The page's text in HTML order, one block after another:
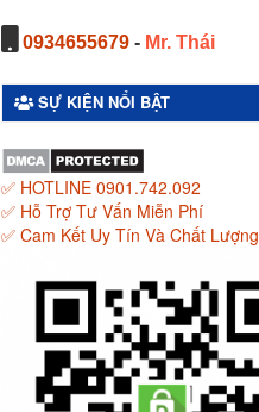
0934655679 - Mr. Thái
SỰ KIỆN NỔI BẬT
✅ HOTLINE 0901.742.092
✅ Hỗ Trợ Tư Vấn Miễn Phí
✅ Cam Kết Uy Tín Và Chất Lượng